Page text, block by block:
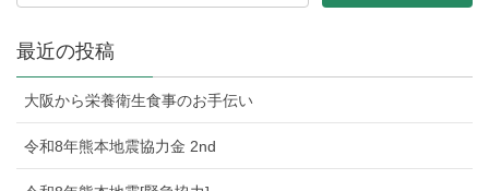
最近の投稿
大阪から栄養衛生食事のお手伝い
令和8年熊本地震協力金 2nd